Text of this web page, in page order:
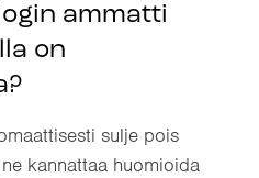
ammatti
on
sulje pois
kannattaa huomioida